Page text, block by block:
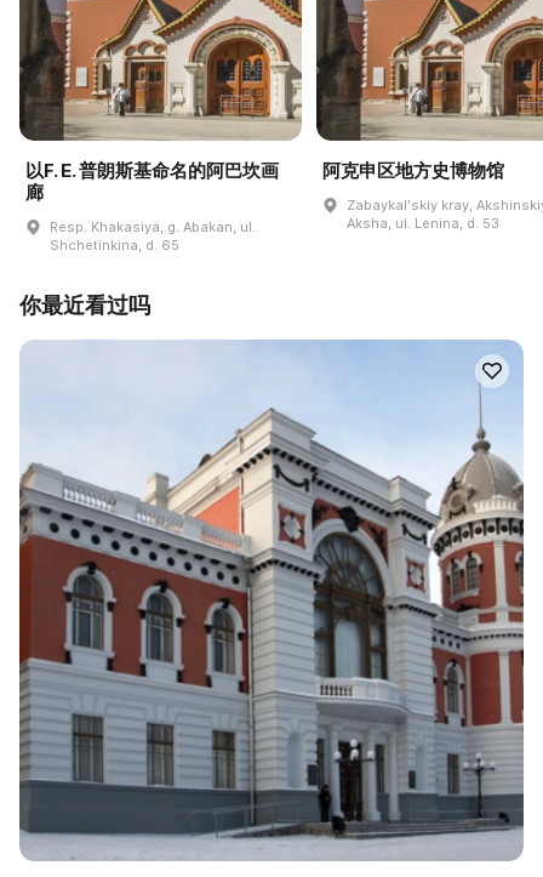
以F. E. 普朗斯基命名的阿巴坎画
廊
Resp. Khakasiya, g. Abakan, ul.
Shchetinkina, d. 65
阿克申区地方史博物馆
Zabaykalʹskiy kray,
Aksha, ul. Lenina, d. 53
你最近看过吗